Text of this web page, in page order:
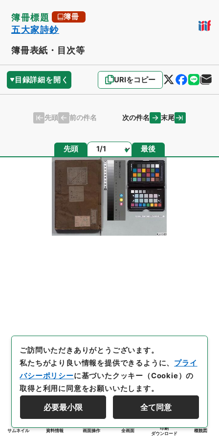
簿冊標題 簿冊
五大家詩鈔
簿冊表紙・目次等
目録詳細を開く URIをコピー
先頭 前の件名 次の件名 末尾
先頭 ページ 最後
サムネイル 資料情報 画面操作 全画面
印刷
ダウンロード
概観図
ご訪問いただきありがとうございます。
私たちがより良い情報を提供できるように、 プライ
バシーポリシーに基づいたクッキー（Cookie）の
取得と利用に同意をお願いいたします。
必要最小限 全て同意